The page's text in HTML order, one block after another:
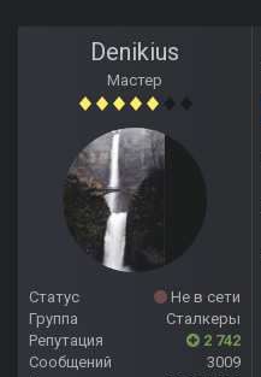
Denikius
Мастер
Статус
Не в сети
Группа
Сталкеры
Репутация
2 742
Сообщений
3009